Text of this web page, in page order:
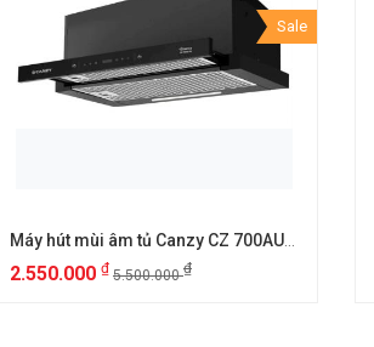
Sale
2.550.000 ₫ 5.500.000₫